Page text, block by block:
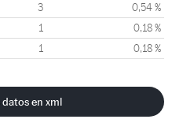
3 0,54 %
1 0,18 %
1 0,18 %
datos en xml